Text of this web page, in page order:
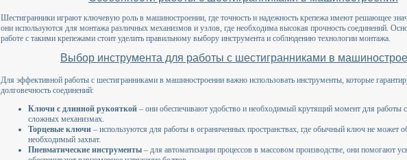
Шестигранники играют ключевую роль в машиностроении, где точность и надежность крепежа имеют решающее
они используются для монтажа различных механизмов и узлов, где необходима высокая прочность соединений.
работе с такими крепежами стоит уделить правильному выбору инструмента и соблюдению технологии монтажа.
Выбор инструмента для работы с шестигранниками в
Для эффективной работы с шестигранниками в машиностроении важно использовать инструменты, которые
долговечность соединений:
Ключи с длинной рукояткой – они обеспечивают удобство и необходимый крутящий момент для работы
сложных механизмах.
Торцевые ключи – используются для работы в ограниченных пространствах, где обычный ключ не может
необходимый захват.
Пневматические инструменты – для автоматизации процессов в массовом производстве, они помогают